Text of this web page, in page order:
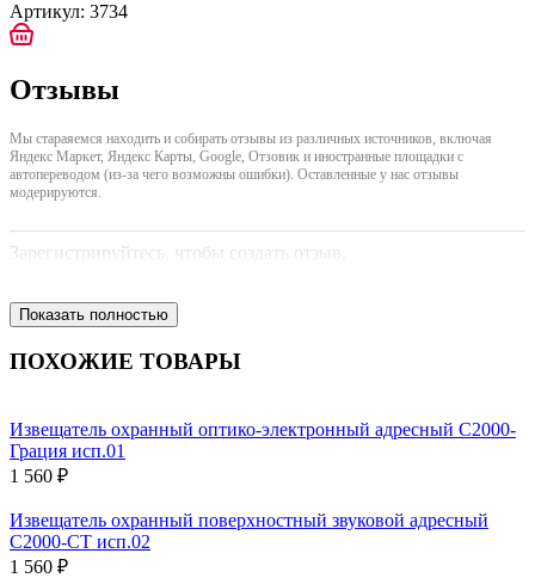
Артикул: 3734
Отзывы
Мы стараяемся находить и собирать отзывы из различных источников, включая
Яндекс Маркет, Яндекс Карты, Google, Отзовик и иностранные площадки с
автопереводом (из-за чего возможны ошибки). Оставленные у нас отзывы
модерируются.
Зарегистрируйтесь, чтобы создать отзыв.
Показать полностью
ПОХОЖИЕ ТОВАРЫ
Извещатель охранный оптико-электронный адресный С2000-
Грация исп.01
1 560 ₽
Извещатель охранный поверхностный звуковой адресный
С2000-СТ исп.02
1 560 ₽